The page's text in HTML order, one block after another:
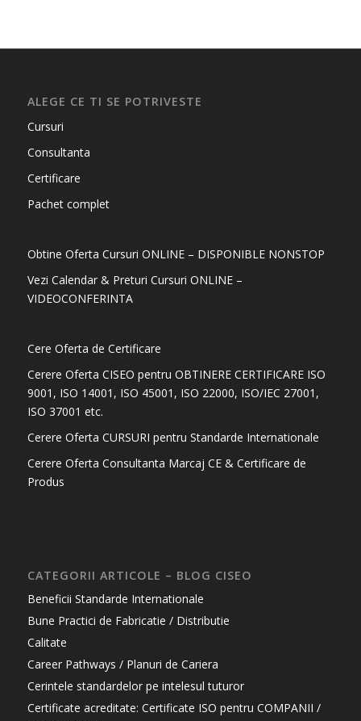
ALEGE CE TI SE POTRIVESTE
Cursuri
Consultanta
Certificare
Pachet complet
Obtine Oferta Cursuri ONLINE – DISPONIBLE NONSTOP
Vezi Calendar & Preturi Cursuri ONLINE –
VIDEOCONFERINTA
Cere Oferta de Certificare
Cerere Oferta CISEO pentru OBTINERE CERTIFICARE ISO
9001, ISO 14001, ISO 45001, ISO 22000, ISO/IEC 27001,
ISO 37001 etc.
Cerere Oferta CURSURI pentru Standarde Internationale
Cerere Oferta Consultanta Marcaj CE & Certificare de
Produs
CATEGORII ARTICOLE – BLOG CISEO
Beneficii Standarde Internationale
Bune Practici de Fabricatie / Distributie
Calitate
Career Pathways / Planuri de Cariera
Cerintele standardelor pe intelesul tuturor
Certificate acreditate: Certificate ISO pentru COMPANII /